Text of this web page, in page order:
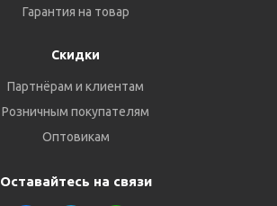
Гарантия на товар
Скидки
Партнёрам и клиентам
Розничным покупателям
Оптовикам
Оставайтесь на связи